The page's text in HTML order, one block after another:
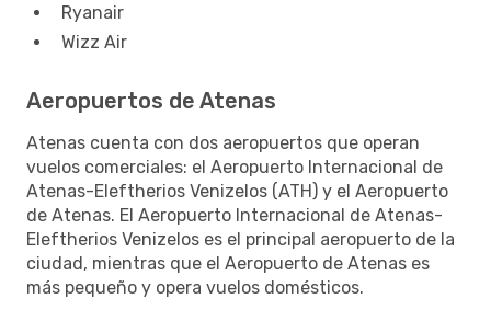
Ryanair
Wizz Air
Aeropuertos de Atenas
Atenas cuenta con dos aeropuertos que operan
vuelos comerciales: el Aeropuerto Internacional de
Atenas-Eleftherios Venizelos (ATH) y el Aeropuerto
de Atenas. El Aeropuerto Internacional de Atenas-
Eleftherios Venizelos es el principal aeropuerto de la
ciudad, mientras que el Aeropuerto de Atenas es
más pequeño y opera vuelos domésticos.